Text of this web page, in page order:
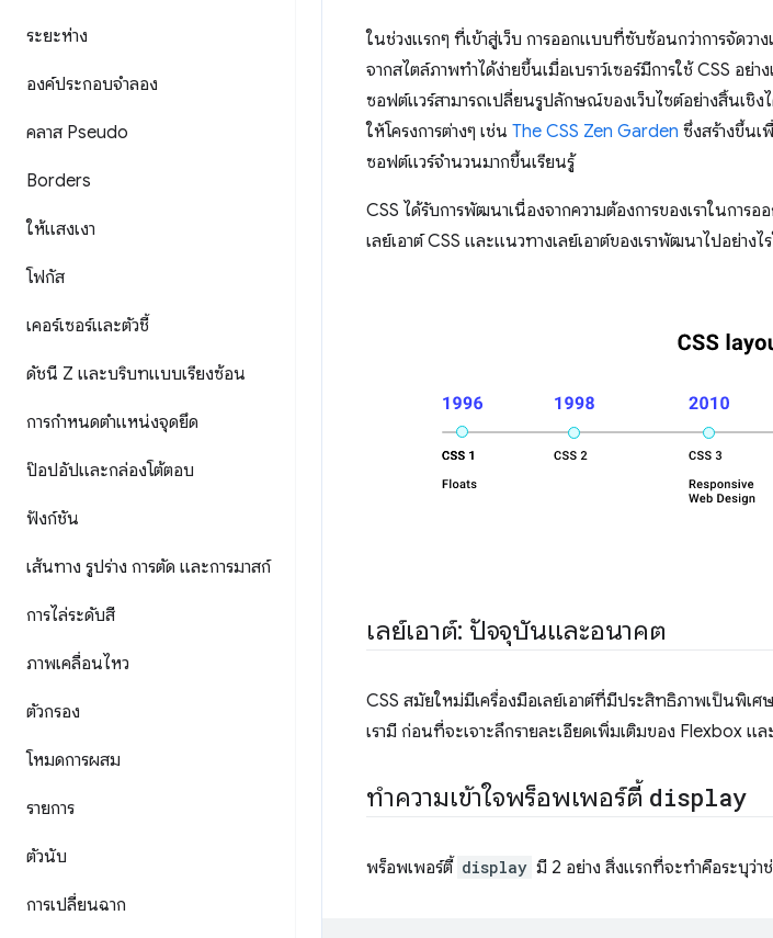
ระยะห่าง
องค์ประกอบจำลอง
คลาส Pseudo
Borders
ให้แสงเงา
โฟกัส
เคอร์เซอร์และตัวชี้
ดัชนี Z และบริบทแบบเรียงซ้อน
การกำหนดตำแหน่งจุดยึด
ป๊อปอัปและกล่องโต้ตอบ
ฟังก์ชัน
เส้นทาง รูปร่าง การตัด และการมาสก์
การไล่ระดับสี
ภาพเคลื่อนไหว
ตัวกรอง
โหมดการผสม
รายการ
ตัวนับ
การเปลี่ยนฉาก
ในช่วงแรกๆ ที่เข้าสู่เว็บ การออกแบบที่ซับซ้อนกว่าการจัดวา
จากสไตล์ภาพทำได้ง่ายขึ้นเมื่อเบราว์เซอร์มีการใช้ CSS อ
ซอฟต์แวร์สามารถเปลี่ยนรูปลักษณ์ของเว็บไซต์อย่างสิ้นเชิง
ให้โครงการต่างๆ เช่น The CSS Zen Garden ซึ่งสร้างขึ้นเ
ซอฟต์แวร์จำนวนมากขึ้นเรียนรู้
CSS ได้รับการพัฒนาเนื่องจากความต้องการของเราในการ
เลย์เอาต์ CSS และแนวทางเลย์เอาต์ของเราพัฒนาไปอย่างไ
เลย์เอาต์: ปัจจุบันและอนาคต
CSS สมัยใหม่มีเครื่องมือเลย์เอาต์ที่มีประสิทธิภาพเป็นพิเศ
เรามี ก่อนที่จะเจาะลึกรายละเอียดเพิ่มเติมของ Flexbox แ
ทำความเข้าใจพร็อพเพอร์ตี้ display
พร็อพเพอร์ตี้ display มี 2 อย่าง สิ่งแรกที่จะทำคือระบุว่